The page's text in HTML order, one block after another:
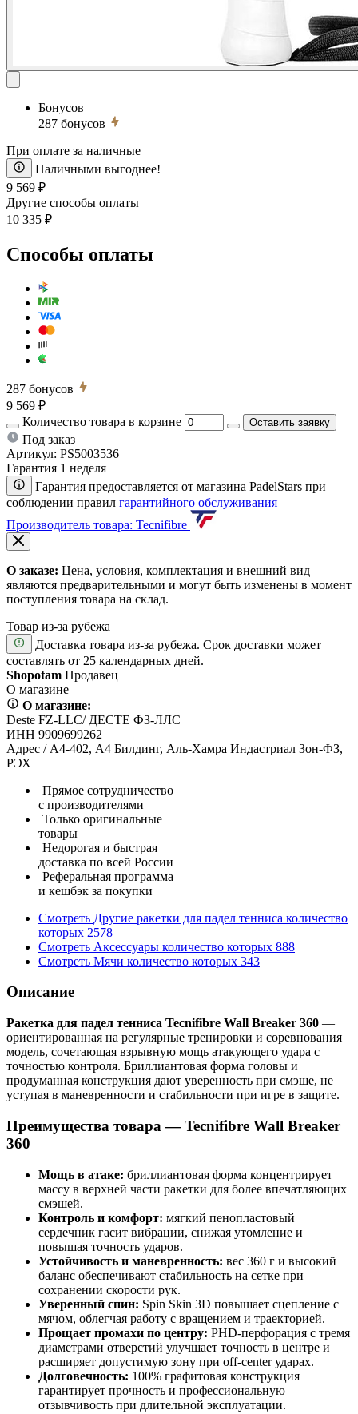
Бонусов
287 бонусов
При оплате за наличные
Наличными выгоднее!
9 569 ₽
Другие способы оплаты
10 335 ₽
Способы оплаты
287 бонусов
9 569 ₽
Количество товара в корзине
Оставить заявку
Под заказ
Артикул: PS5003536
Гарантия 1 неделя
Гарантия предоставляется от магазина PadelStars при
соблюдении правил гарантийного обслуживания
Производитель товара: Tecnifibre
О заказе: Цена, условия, комплектация и внешний вид
являются предварительными и могут быть изменены в момент
поступления товара на склад.
Товар из-за рубежа
Доставка товара из-за рубежа. Срок доставки может
составлять от 25 календарных дней.
Shopotam Продавец
О магазине
О магазине:
Deste FZ-LLC/ ДЕСТЕ ФЗ-ЛЛС
ИНН 9909699262
Адрес / А4-402, А4 Билдинг, Аль-Хамра Индастриал Зон-ФЗ,
РЭХ
Прямое сотрудничество
с производителями
Только оригинальные
товары
Недорогая и быстрая
доставка по всей России
Реферальная программа
и кешбэк за покупки
Смотреть Другие ракетки для падел тенниса количество
которых 2578
Смотреть Аксессуары количество которых 888
Смотреть Мячи количество которых 343
Описание
Ракетка для падел тенниса Tecnifibre Wall Breaker 360 —
ориентированная на регулярные тренировки и соревнования
модель, сочетающая взрывную мощь атакующего удара с
точностью контроля. Бриллиантовая форма головы и
продуманная конструкция дают уверенность при смэше, не
уступая в маневренности и стабильности при игре в защите.
Преимущества товара — Tecnifibre Wall Breaker
360
Мощь в атаке: бриллиантовая форма концентрирует
массу в верхней части ракетки для более впечатляющих
смэшей.
Контроль и комфорт: мягкий пенопластовый
сердечник гасит вибрации, снижая утомление и
повышая точность ударов.
Устойчивость и маневренность: вес 360 г и высокий
баланс обеспечивают стабильность на сетке при
сохранении скорости рук.
Уверенный спин: Spin Skin 3D повышает сцепление с
мячом, облегчая работу с вращением и траекторией.
Прощает промахи по центру: PHD-перфорация с тремя
диаметрами отверстий улучшает точность в центре и
расширяет допустимую зону при off-center ударах.
Долговечность: 100% графитовая конструкция
гарантирует прочность и профессиональную
отзывчивость при длительной эксплуатации.